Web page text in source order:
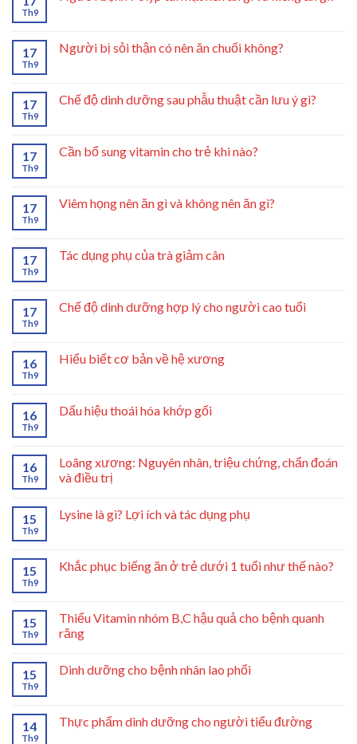
Th9
17
Th9
Người bị sỏi thận có nên ăn chuối không?
17
Th9
Chế độ dinh dưỡng sau phẫu thuật cần lưu ý gì?
17
Th9
Cần bổ sung vitamin cho trẻ khi nào?
17
Th9
Viêm họng nên ăn gì và không nên ăn gì?
17
Th9
Tác dụng phụ của trà giảm cân
17
Th9
Chế độ dinh dưỡng hợp lý cho người cao tuổi
16
Th9
Hiểu biết cơ bản về hệ xương
16
Th9
Dấu hiệu thoái hóa khớp gối
16
Th9
Loãng xương: Nguyên nhân, triệu chứng, chẩn đoán
và điều trị
15
Th9
Lysine là gì? Lợi ích và tác dụng phụ
15
Th9
Khắc phục biếng ăn ở trẻ dưới 1 tuổi như thế nào?
15
Th9
Thiếu Vitamin nhóm B,C hậu quả cho bệnh quanh
răng
15
Th9
Dinh dưỡng cho bệnh nhân lao phổi
14
Th9
Thực phẩm dinh dưỡng cho người tiểu đường